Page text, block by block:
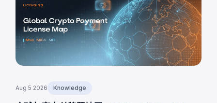
Aug 5 2026 Knowledge